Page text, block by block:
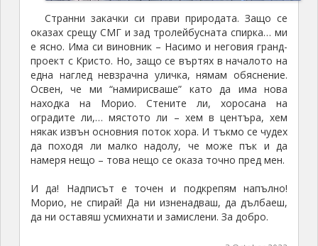
Странни закачки си прави природата. Защо се
оказах срещу СМГ и зад тролейбусната спирка… ми
е ясно. Има си виновник – Насимо и неговия гранд-
проект с Кристо. Но, защо се въртях в началото на
една наглед невзрачна уличка, нямам обяснение.
Освен, че ми “намирисваше” като да има нова
находка на Морио. Стените ли, хоросана на
оградите ли,… мястото ли – хем в центъра, хем
някак извън основния поток хора. И тъкмо се чудех
да походя ли малко надолу, че може пък и да
намеря нещо – това нещо се оказа точно пред мен.
И дa! Надписът е точен и подкрепям напълно!
Морио, не спирай! Да ни изненадваш, да дълбаеш,
да ни оставяш усмихнати и замислени. За добро.